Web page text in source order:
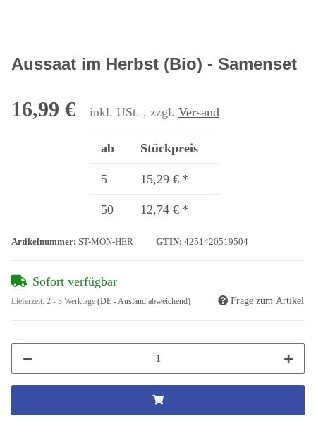
Aussaat im Herbst (Bio) - Samenset
16,99 € inkl. USt. , zzgl. Versand
ab Stückpreis
5 15,29 € *
50 12,74 € *
Artikelnummer: ST-MON-HER GTIN: 4251420519504
Sofort verfügbar
Lieferzeit: 2 - 3 Werktage (DE - Ausland abweichend) Frage zum Artikel